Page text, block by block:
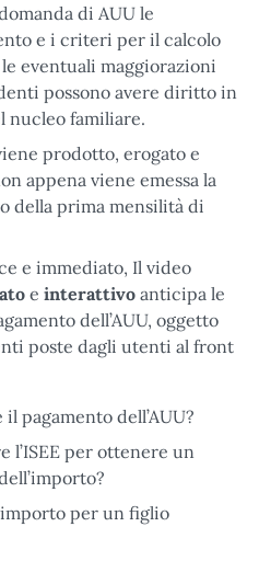
di AUU le
e i criteri per il calcolo
eventuali maggiorazioni
possono avere diritto in
nucleo familiare.
prodotto, erogato e
appena viene emessa la
della prima mensilità di
e immediato, Il video
e interattivo anticipa le
dell’AUU, oggetto
poste dagli utenti al front
pagamento dell’AUU?
l’ISEE per ottenere un
per un figlio